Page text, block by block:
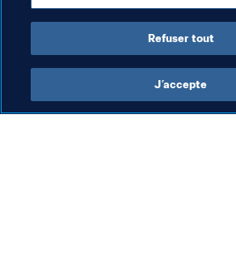
Agents Légal Agents
Refuser tout
J’accepte